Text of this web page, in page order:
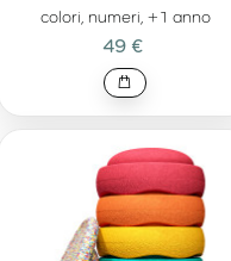
colori, numeri, +1 anno
49 €